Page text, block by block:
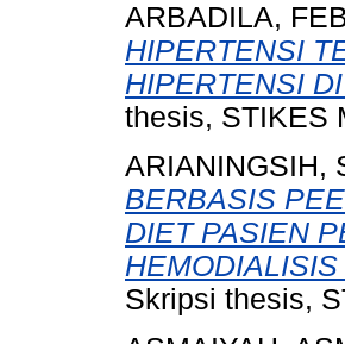
ARBADILA,
HIPERTENSI
HIPERTENSI
thesis, STIKES
ARIANINGSIH,
BERBASIS
DIET PASIEN
Skripsi thesis,